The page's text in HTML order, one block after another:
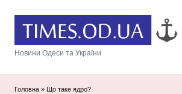
Новини Одеси та України
Головна » Що таке ядро?